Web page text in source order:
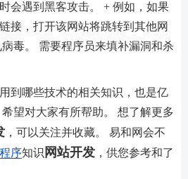
会遇到黑客攻击。 + 例如，如果
接，打开该网站将跳转到其他网
毒。 需要程序员来填补漏洞和杀
到哪些技术的相关知识，也是亿
望对大家有所帮助。 想了解更多
，可以关注并收藏。 易和网会不
序知识 网站开发 ，供您参考和了